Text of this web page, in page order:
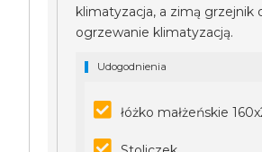
klimatyzacja, a zimą grzejnik
ogrzewanie klimatyzacją.
Udogodnienia
łóżko małżeńskie